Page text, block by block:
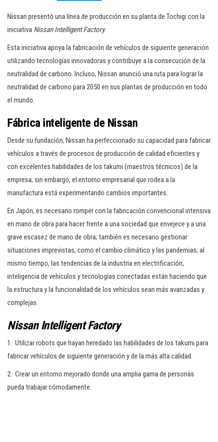
Nissan presentó una línea de producción en su planta de Tochigi con la
iniciativa Nissan Intelligent Factory.
Esta iniciativa apoya la fabricación de vehículos de siguiente generación
utilizando tecnologías innovadoras y contribuye a la consecución de la
neutralidad de carbono. Incluso, Nissan anunció una ruta para lograr la
neutralidad de carbono para 2050 en sus plantas de producción en todo
el mundo.
Fábrica inteligente de Nissan
Desde su fundación, Nissan ha perfeccionado su capacidad para fabricar
vehículos a través de procesos de producción de calidad eficientes y
con excelentes habilidades de los takumi (maestros técnicos) de la
empresa; sin embargo, el entorno empresarial que rodea a la
manufactura está experimentando cambios importantes.
En Japón, es necesario romper con la fabricación convencional intensiva
en mano de obra para hacer frente a una sociedad que envejece y a una
grave escasez de mano de obra; también es necesario gestionar
situaciones imprevistas, como el cambio climático y las pandemias; al
mismo tiempo, las tendencias de la industria en electrificación,
inteligencia de vehículos y tecnologías conectadas están haciendo que
la estructura y la funcionalidad de los vehículos sean más avanzadas y
complejas.
Nissan Intelligent Factory
1. Utilizar robots que hayan heredado las habilidades de los takumi para
fabricar vehículos de siguiente generación y de la más alta calidad.
2. Crear un entorno mejorado donde una amplia gama de personas
pueda trabajar cómodamente.